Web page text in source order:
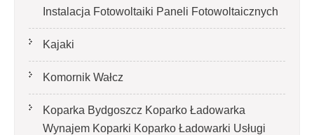
Instalacja Fotowoltaiki Paneli Fotowoltaicznych
Kajaki
Komornik Wałcz
Koparka Bydgoszcz Koparko Ładowarka
Wynajem Koparki Koparko Ładowarki Usługi